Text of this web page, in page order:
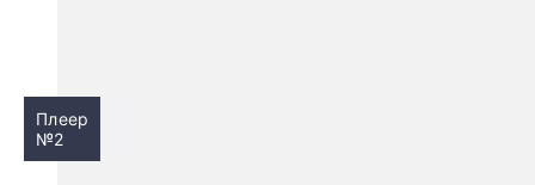
Плеер
№2